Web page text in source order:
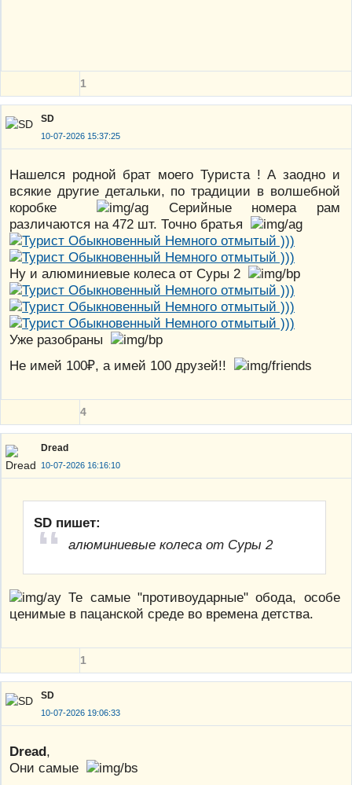
1
SD
10-07-2026 15:37:25
Нашелся родной брат моего Туриста ! А заодно и
всякие другие детальки, по традиции в волшебной
коробке
Серийные номера рам
различаются на 472 шт. Точно братья
Ну и алюминиевые колеса от Суры 2
Уже разобраны
Не имей 100₽, а имей 100 друзей!!
4
Dread
10-07-2026 16:16:10
SD пишет:
алюминиевые колеса от Суры 2
Те самые "противоударные" обода, особе
ценимые в пацанской среде во времена детства.
1
SD
10-07-2026 19:06:33
Dread,
Они самые